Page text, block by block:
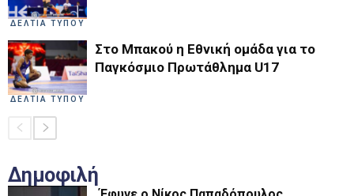
ΔΕΛΤΙΑ ΤΥΠΟΥ
ΔΕΛΤΙΑ ΤΥΠΟΥ
Στο Μπακού η Εθνική ομάδα για το
Παγκόσμιο Πρωτάθλημα U17
Δημοφιλή